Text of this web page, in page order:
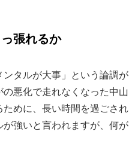
張れるか
タルが大事」という論調が
悪化で走れなくなった中山
ために、長い時間を過ごされ
強いと言われますが、何が